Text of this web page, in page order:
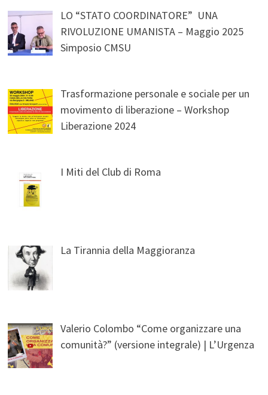
LO “STATO COORDINATORE” UNA
RIVOLUZIONE UMANISTA – Maggio 2025
Simposio CMSU
Trasformazione personale e sociale per un
movimento di liberazione – Workshop
Liberazione 2024
I Miti del Club di Roma
La Tirannia della Maggioranza
Valerio Colombo “Come organizzare una
comunità?” (versione integrale) | L’Urgenza